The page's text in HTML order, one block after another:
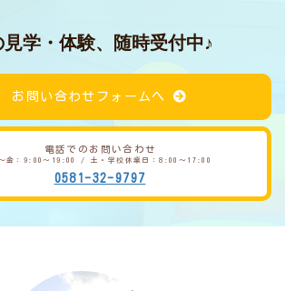
学・体験、随時受付中♪
お問い合わせフォームへ
電話でのお問い合わせ
金：9:00～19:00 / 土・学校休業日：8:00～17:00
0581-32-9797